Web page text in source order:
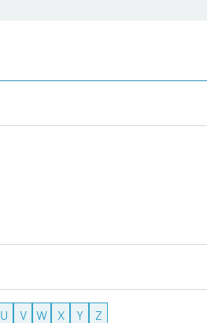
U V W X Y Z